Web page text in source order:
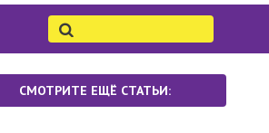
СМОТРИТЕ ЕЩЁ СТАТЬИ: